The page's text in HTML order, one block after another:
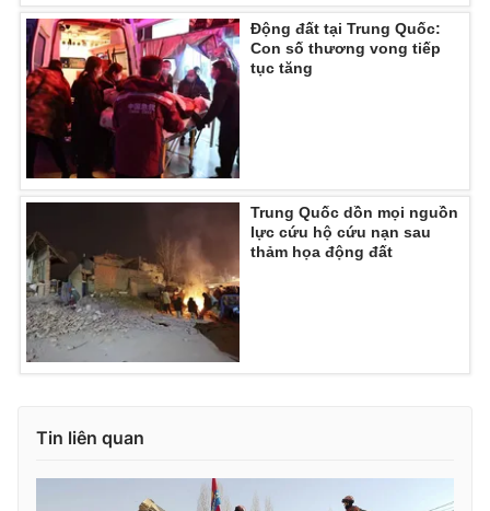
Ðiện thoại Thời báo VTV:024.66 897 897
Email:toasoan@vtv.vn
Liên hệ quảng cáo:024-7300.7108
Động đất tại Trung Quốc:
Con số thương vong tiếp
tục tăng
Trung Quốc dồn mọi nguồn
lực cứu hộ cứu nạn sau
thảm họa động đất
Tin liên quan